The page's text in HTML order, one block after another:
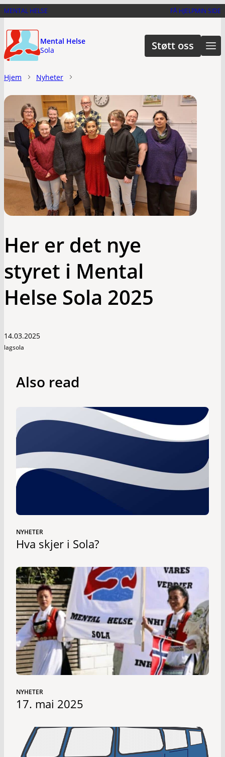
Hopp
hovedinnhold
MENTAL HELSE FÅ HJELPMIN SIDE
Mental Helse
Sola
Støtt oss
Hjem Nyheter
Her er det nye
styret i Mental
Helse Sola 2025
14.03.2025
lagsola
Also read
NYHETER
Hva skjer i Sola?
NYHETER
17. mai 2025